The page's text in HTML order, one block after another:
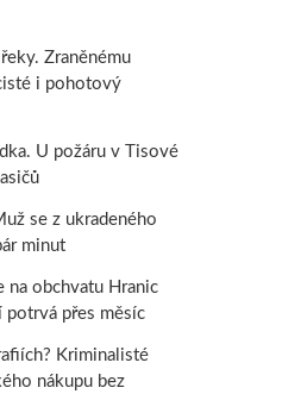
Zraněnému
i pohotový
U požáru v Tisové
se z ukradeného
minut
na obchvatu Hranic
potrvá přes měsíc
Kriminalisté
nákupu bez